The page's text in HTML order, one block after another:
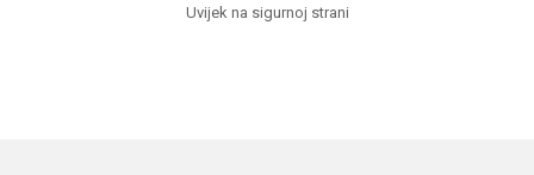
Uvijek na sigurnoj strani